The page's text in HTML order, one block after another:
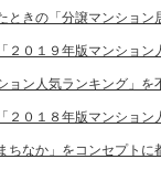
ときの「分譲マンション
２０１９年版マンショ
ョン人気ランキング」
２０１８年版マンショ
ちなか」をコンセプトに